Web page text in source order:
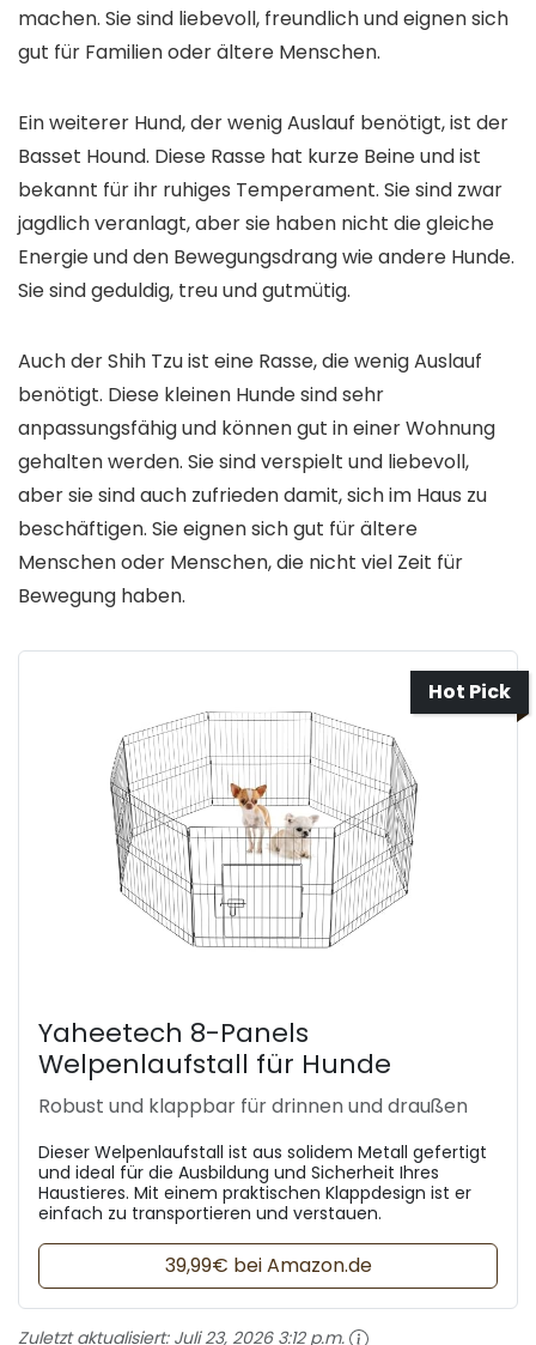
machen. Sie sind liebevoll, freundlich und eignen sich
gut für Familien oder ältere Menschen.
Ein weiterer Hund, der wenig Auslauf benötigt, ist der
Basset Hound. Diese Rasse hat kurze Beine und ist
bekannt für ihr ruhiges Temperament. Sie sind zwar
jagdlich veranlagt, aber sie haben nicht die gleiche
Energie und den Bewegungsdrang wie andere Hunde.
Sie sind geduldig, treu und gutmütig.
Auch der Shih Tzu ist eine Rasse, die wenig Auslauf
benötigt. Diese kleinen Hunde sind sehr
anpassungsfähig und können gut in einer Wohnung
gehalten werden. Sie sind verspielt und liebevoll,
aber sie sind auch zufrieden damit, sich im Haus zu
beschäftigen. Sie eignen sich gut für ältere
Menschen oder Menschen, die nicht viel Zeit für
Bewegung haben.
Hot Pick
Yaheetech 8-Panels
Welpenlaufstall für Hunde
Robust und klappbar für drinnen und draußen
Dieser Welpenlaufstall ist aus solidem Metall gefertigt
und ideal für die Ausbildung und Sicherheit Ihres
Haustieres. Mit einem praktischen Klappdesign ist er
einfach zu transportieren und verstauen.
39,99€ bei Amazon.de
Zuletzt aktualisiert: Juli 23, 2026 3:12 p.m.